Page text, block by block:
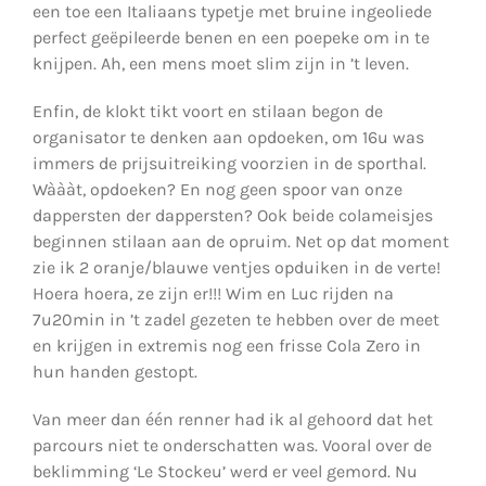
een toe een Italiaans typetje met bruine ingeoliede
perfect geëpileerde benen en een poepeke om in te
knijpen. Ah, een mens moet slim zijn in ’t leven.
Enfin, de klokt tikt voort en stilaan begon de
organisator te denken aan opdoeken, om 16u was
immers de prijsuitreiking voorzien in de sporthal.
Wàààt, opdoeken? En nog geen spoor van onze
dappersten der dappersten? Ook beide colameisjes
beginnen stilaan aan de opruim. Net op dat moment
zie ik 2 oranje/blauwe ventjes opduiken in de verte!
Hoera hoera, ze zijn er!!! Wim en Luc rijden na
7u20min in ’t zadel gezeten te hebben over de meet
en krijgen in extremis nog een frisse Cola Zero in
hun handen gestopt.
Van meer dan één renner had ik al gehoord dat het
parcours niet te onderschatten was. Vooral over de
beklimming ‘Le Stockeu’ werd er veel gemord. Nu